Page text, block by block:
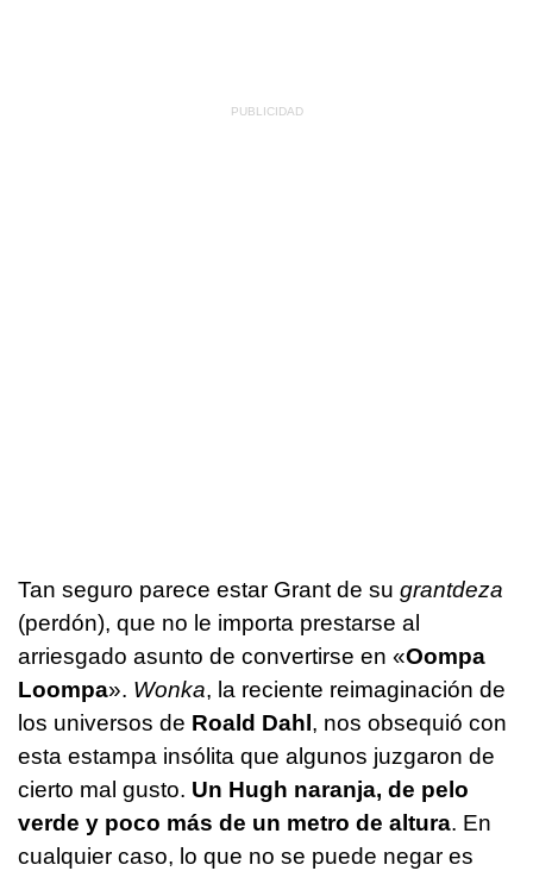
Tan seguro parece estar Grant de su grantdeza
(perdón), que no le importa prestarse al
arriesgado asunto de convertirse en «Oompa
Loompa». Wonka, la reciente reimaginación de
los universos de Roald Dahl , nos obsequió con
esta estampa insólita que algunos juzgaron de
cierto mal gusto. Un Hugh naranja, de pelo
verde y poco más de un metro de altura. En
cualquier caso, lo que no se puede negar es